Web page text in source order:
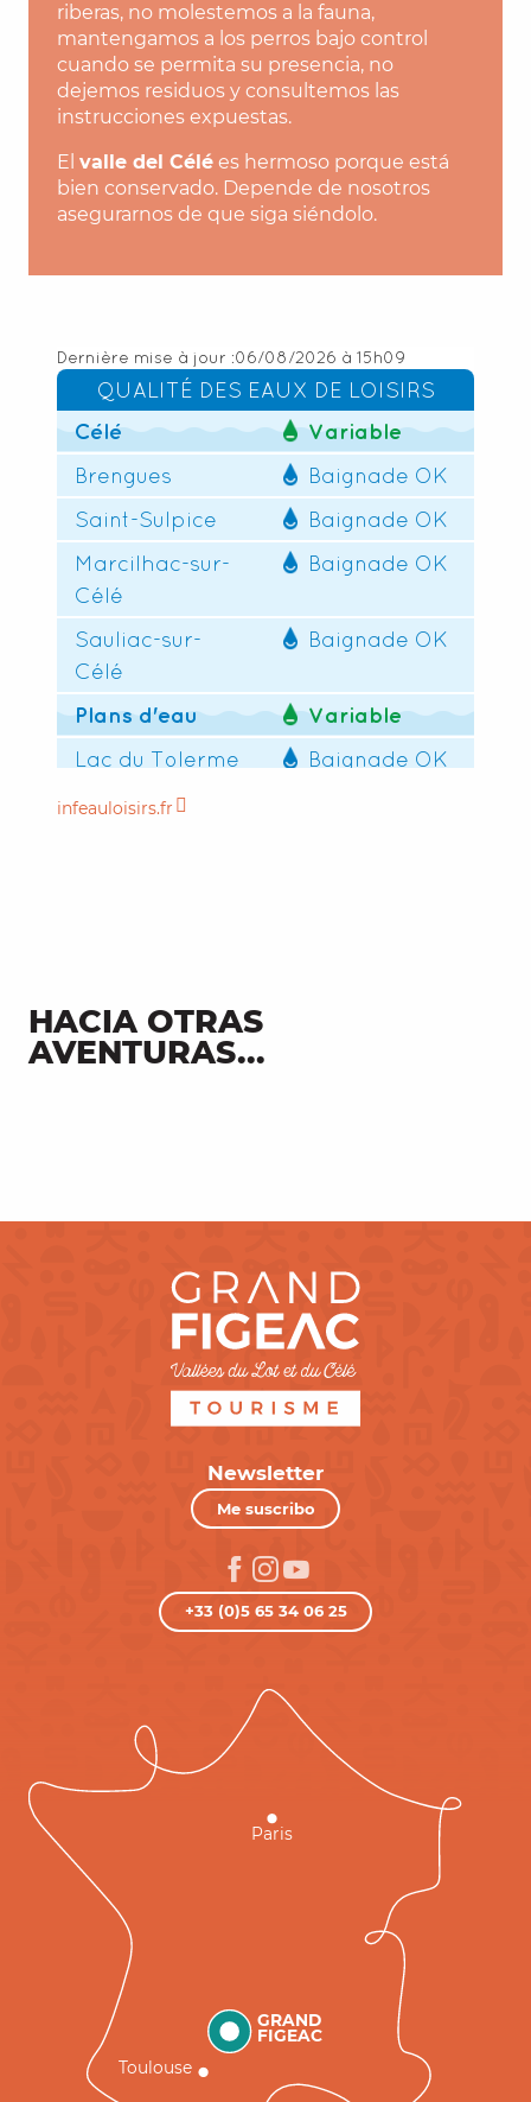
riberas, no molestemos a la fauna,
mantengamos a los perros bajo control
cuando se permita su presencia, no
dejemos residuos y consultemos las
instrucciones expuestas.
El valle del Célé es hermoso porque está
bien conservado. Depende de nosotros
asegurarnos de que siga siéndolo.
infeauloisirs.fr
HACIA OTRAS
AVENTURAS...
Newsletter
Me suscribo
+33 (0)5 65 34 06 25
GRAND
FIGEAC
Toulouse
Paris